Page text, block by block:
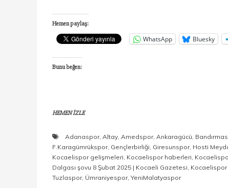
Hemen paylaş:
WhatsApp Bluesky
Bunu beğen:
HEMEN İZLE
Adanaspor, Altay, Amedspor, Ankaragücü,
F.Karagümrükspor, Gençlerbirliği, Giresunspor, Hosti
Kocaelispor gelişmeleri, Kocaelispor haberleri,
Dalgası şovu 8 Şubat 2025 | Kocaeli Gazetesi,
Tuzlaspor, Ümraniyespor, YeniMalatyaspor